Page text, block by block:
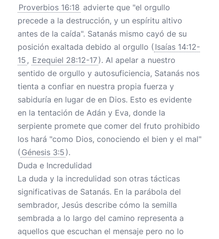
Proverbios 16:18 advierte que "el orgullo
precede a la destrucción, y un espíritu altivo
antes de la caída". Satanás mismo cayó de su
posición exaltada debido al orgullo ( Isaías 14:12-
15 , Ezequiel 28:12-17). Al apelar a nuestro
sentido de orgullo y autosuficiencia, Satanás nos
tienta a confiar en nuestra propia fuerza y
sabiduría en lugar de en Dios. Esto es evidente
en la tentación de Adán y Eva, donde la
serpiente promete que comer del fruto prohibido
los hará "como Dios, conociendo el bien y el mal"
( Génesis 3:5 ).
Duda e Incredulidad
La duda y la incredulidad son otras tácticas
significativas de Satanás. En la parábola del
sembrador, Jesús describe cómo la semilla
sembrada a lo largo del camino representa a
aquellos que escuchan el mensaje pero no lo